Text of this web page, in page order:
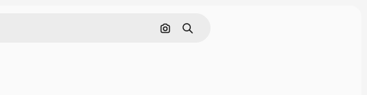
Поиск по изображению
Поиск